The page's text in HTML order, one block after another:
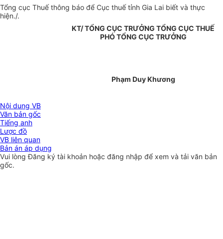
Tổng cục Thuế thông báo để Cục thuế tỉnh Gia Lai biết và thực
hiện./.
KT/ TỔNG CỤC TRƯỞNG TỔNG CỤC THUẾ
PHÓ TỔNG CỤC TRƯỞNG
Phạm Duy Khương
Nội dung VB
Văn bản gốc
Tiếng anh
Lược đồ
VB liên quan
Bản án áp dụng
Vui lòngĐăng ký tài khoản hoặc đăng nhập để xem và tải văn bản
gốc.